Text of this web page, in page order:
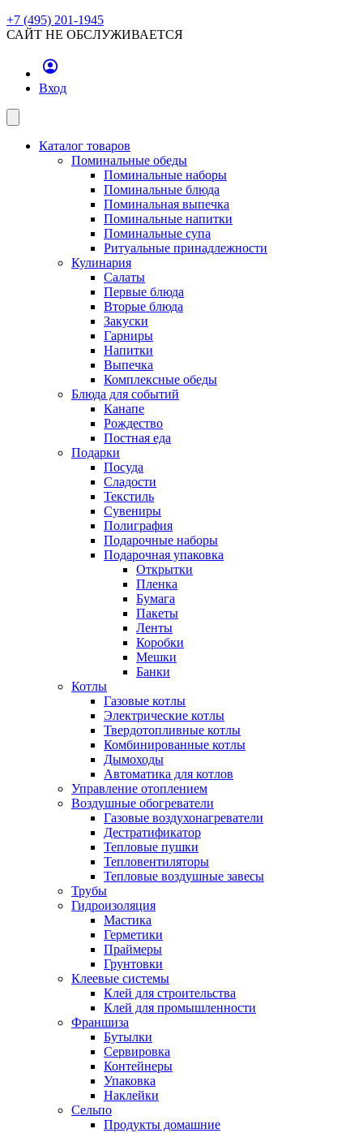
+7 (495) 201-1945
САЙТ НЕ ОБСЛУЖИВАЕТСЯ
Вход
Каталог товаров
Поминальные обеды
Поминальные наборы
Поминальные блюда
Поминальная выпечка
Поминальные напитки
Поминальные супа
Ритуальные принадлежности
Кулинария
Салаты
Первые блюда
Вторые блюда
Закуски
Гарниры
Напитки
Выпечка
Комплексные обеды
Блюда для событий
Канапе
Рождество
Постная еда
Подарки
Посуда
Сладости
Текстиль
Сувениры
Полиграфия
Подарочные наборы
Подарочная упаковка
Открытки
Пленка
Бумага
Пакеты
Ленты
Коробки
Мешки
Банки
Котлы
Газовые котлы
Электрические котлы
Твердотопливные котлы
Комбинированные котлы
Дымоходы
Автоматика для котлов
Управление отоплением
Воздушные обогреватели
Газовые воздухонагреватели
Дестратификатор
Тепловые пушки
Тепловентиляторы
Тепловые воздушные завесы
Трубы
Гидроизоляция
Мастика
Герметики
Праймеры
Грунтовки
Клеевые системы
Клей для строительства
Клей для промышленности
Франшиза
Бутылки
Сервировка
Контейнеры
Упаковка
Наклейки
Сельпо
Продукты домашние